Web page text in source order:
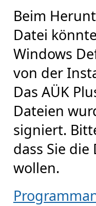
Beim
Datei
Windows
von der
Das AÜK
Dateien
signiert.
dass Sie
wollen.